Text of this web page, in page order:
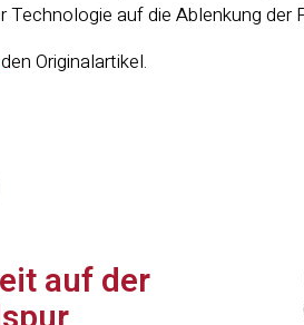
Technologie auf die Ablenkung der
den Originalartikel.
auf der